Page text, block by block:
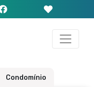
Condomínio